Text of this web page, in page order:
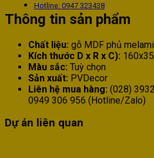
Hotline: 0947 323438
Thông tin sản phẩm
Chất liệu: gỗ MDF phủ
Kích thước D x R x C):
Màu sắc: Tuỳ chọn
Sản xuất: PVDecor
Liên hệ mua hàng: (028)
0949 306 956 (Hotline/Zalo)
Dự án liên quan